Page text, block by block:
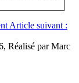
Article suivant :
Réalisé par Marc